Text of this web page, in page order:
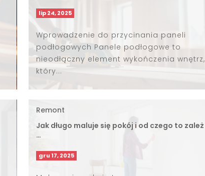
lip 24, 2025
Wprowadzenie do przycinania paneli
podłogowych Panele podłogowe to
nieodłączny element wykończenia wnętrz,
który...
Remont
Jak długo maluje się pokój i od czego to zależ
…
gru 17, 2025